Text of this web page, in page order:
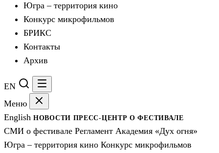
Югра – территория кино
Конкурс микрофильмов
БРИКС
Контакты
Архив
EN
Меню
English НОВОСТИ ПРЕСС-ЦЕНТРО ФЕСТИВАЛЕ
СМИ о фестивале Регламент Академия «Дух огня»
Югра – территория кино Конкурс микрофильмов